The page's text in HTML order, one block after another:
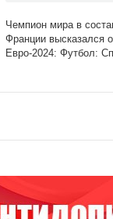
Чемпион мира в
Франции высказался
Евро-2024: Футбол: